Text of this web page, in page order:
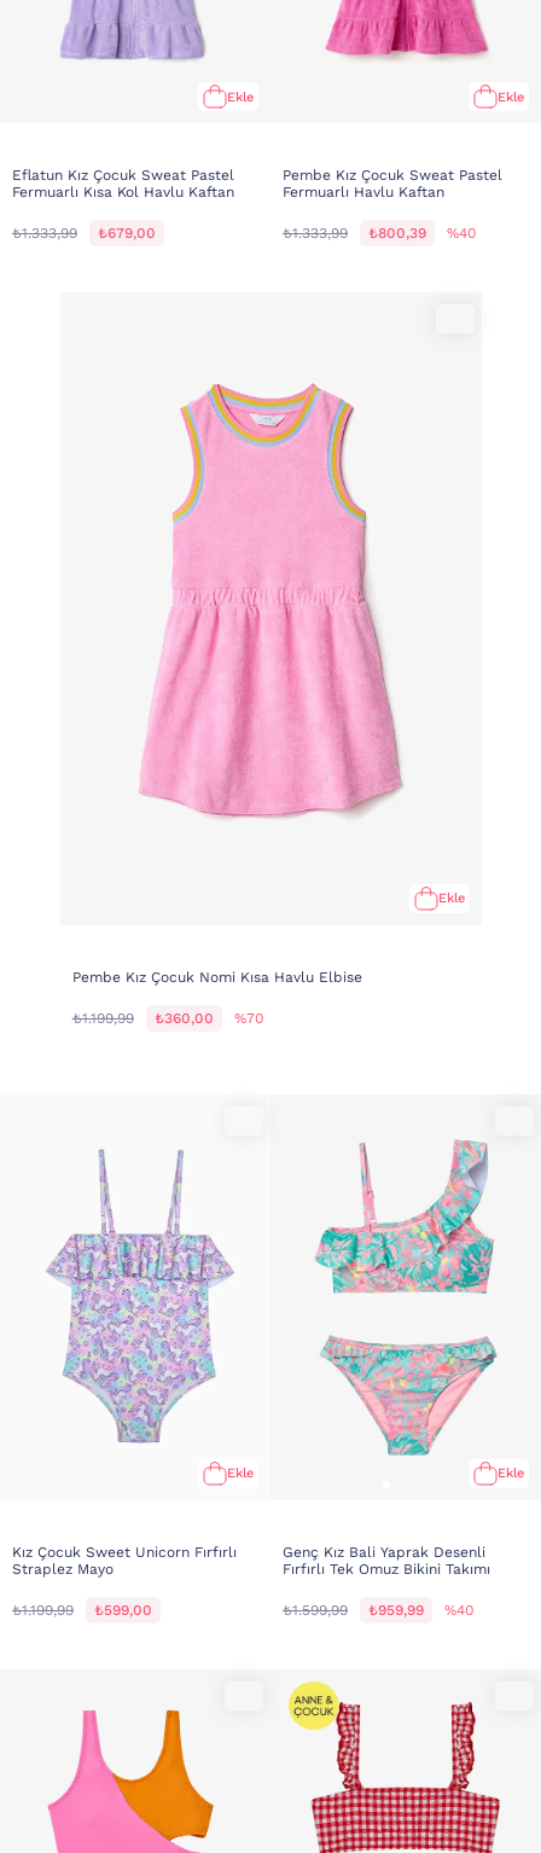
Ekle
Eflatun Kız Çocuk Sweat Pastel
Fermuarlı Kısa Kol Havlu Kaftan
₺1.333,99 ₺679,00
Ekle
Pembe Kız Çocuk Sweat Pastel
Fermuarlı Havlu Kaftan
₺1.333,99 ₺800,39 %40
Ekle
Pembe Kız Çocuk Nomi Kısa Havlu Elbise
₺1.199,99 ₺360,00 %70
Ekle
Kız Çocuk Sweet Unicorn Fırfırlı
Straplez Mayo
₺1.199,99 ₺599,00
Ekle
Genç Kız Bali Yaprak Desenli
Fırfırlı Tek Omuz Bikini Takımı
₺1.599,99 ₺959,99 %40